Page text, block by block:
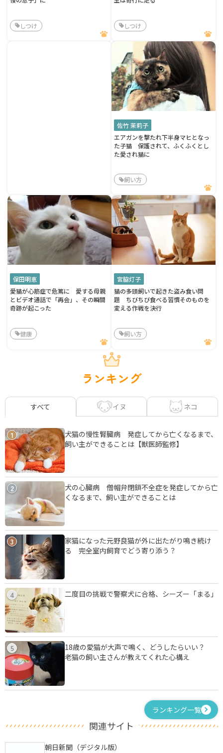
しつけ しつけ
佐竹 茉莉子
エアガンを撃たれ下半身マヒとなっ
た子猫 保護されて、ふくふくとし
た愛され猫に
飼い方
保田明恵
愛猫が心筋症で危篤に 愛する母親
とビデオ通話で「再会」、その瞬間
奇跡が起こった
健康
宮脇灯子
猫の多頭飼いで起きた盗み食い問
題 ちびちび食べる習慣そのものを
変える作戦を決行
飼い方
ランキング
すべて イヌ ネコ
1
犬猫の慢性腎臓病 発症してから亡くなるまで、
飼い主ができることは【獣医師監修】
2
犬の心臓病 僧帽弁閉鎖不全症を発症してから亡
くなるまで、飼い主ができることは
3
家猫になった元野良猫が外に出たがり鳴き続け
る 完全室内飼育でどう寄り添う？
4 二度目の挑戦で警察犬に合格、シーズー「まる」
5
18歳の愛猫が大声で鳴く、どうしたらいい？
老猫の飼い主さんが教えてくれた心構え
ランキング一覧
関連サイト
朝日新聞（デジタル版）